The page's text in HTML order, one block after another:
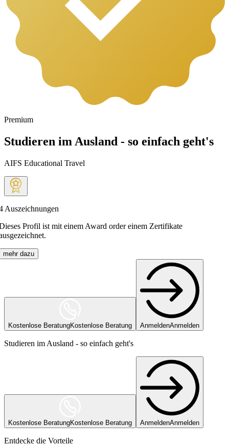
Premium
Studieren im Ausland - so einfach geht's
AIFS Educational Travel
Auszeichnungen
Profil ist mit einem Award order einem Zertifikate
mehr dazu
Kostenlose BeratungKostenlose Beratung AnmeldenAnmelden
Studieren im Ausland - so einfach geht's
Kostenlose BeratungKostenlose Beratung AnmeldenAnmelden
Entdecke die Vorteile